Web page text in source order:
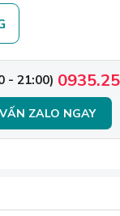
- 21:00)
ZALO NGAY